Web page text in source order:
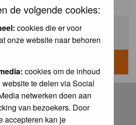
de volgende cookies:
cookies die er voor
onze website naar behoren
cookies om de inhoud
website te delen via Social
netwerken doen aan
van bezoekers. Door
accepteren kan je
Log in
FAQ